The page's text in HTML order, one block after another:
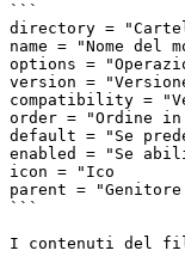
```
directory =
name = "Nome del
options =
version =
compatibility =
order = "Ordine
default = "Se
enabled = "Se
icon = "Ico
parent = "Genitore
```
I contenuti del